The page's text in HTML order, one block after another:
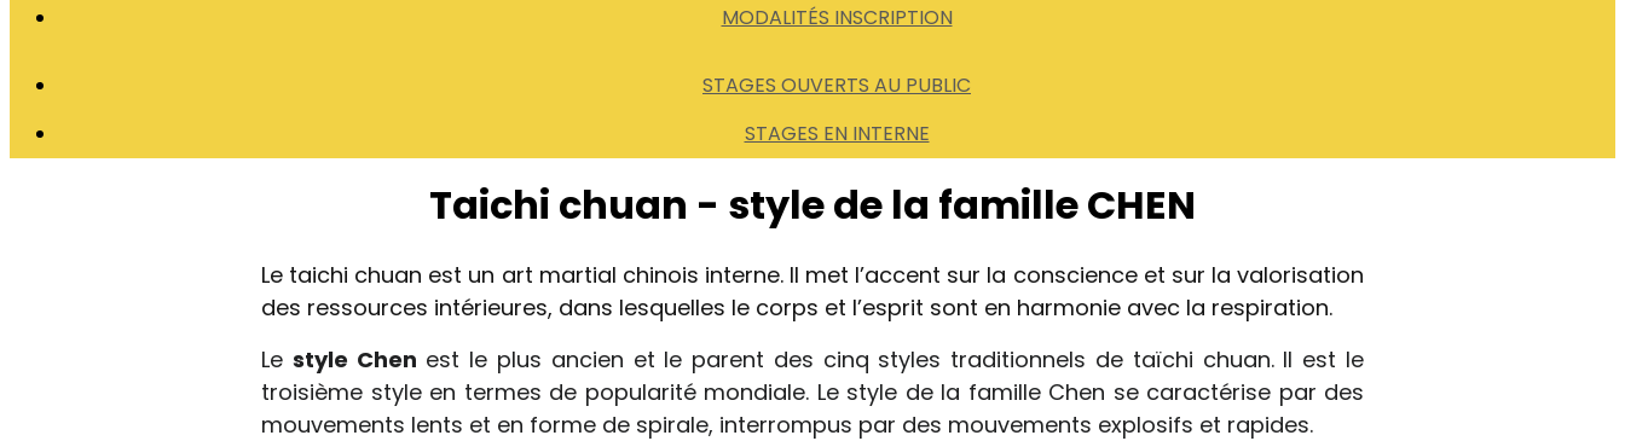
MODALITÉS INSCRIPTION
STAGES OUVERTS AU PUBLIC
STAGES EN INTERNE
Taichi chuan - style de la famille CHEN
Le taichi chuan est un art martial chinois interne. Il met l’accent sur la conscience et sur la valorisation
des ressources intérieures, dans lesquelles le corps et l’esprit sont en harmonie avec la respiration.
Le style Chen est le plus ancien et le parent des cinq styles traditionnels de taïchi chuan. Il est le
troisième style en termes de popularité mondiale. Le style de la famille Chen se caractérise par des
mouvements lents et en forme de spirale, interrompus par des mouvements explosifs et rapides.